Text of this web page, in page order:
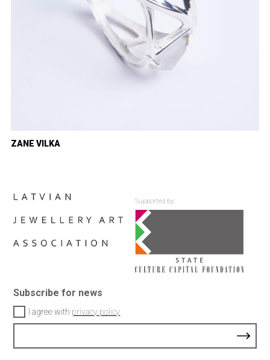
ZANE VILKA
Supported by:
Subscribe for news
I agree with privacy policy